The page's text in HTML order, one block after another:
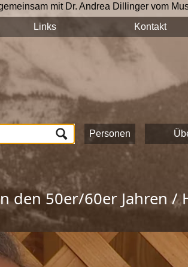
mit Dr. Andrea Dillinger vom
und Erinnerungen mit der
veröffentlicht und sind nach
vom Museum Schloss Ritzen und
wird das kulturelle und
dieses Projektes beigetragen
Links Kontakt
Personen
den 50er/60er Jahren /